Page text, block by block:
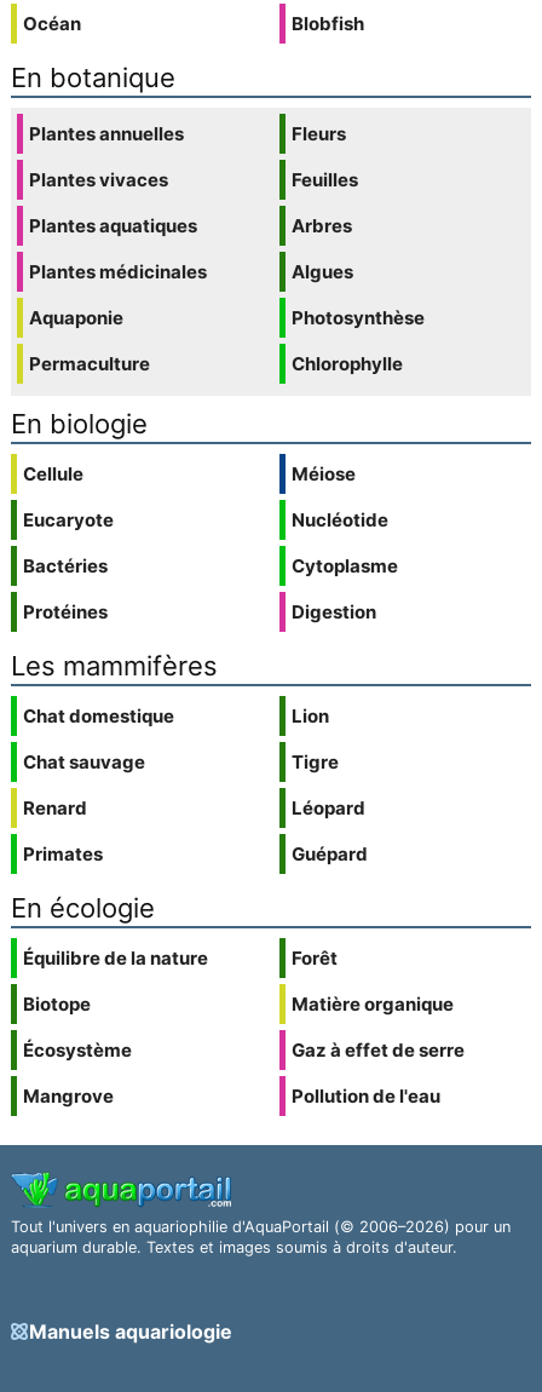
Océan
Blobfish
En botanique
Plantes annuelles
Plantes vivaces
Plantes aquatiques
Plantes médicinales
Aquaponie
Permaculture
Fleurs
Feuilles
Arbres
Algues
Photosynthèse
Chlorophylle
En biologie
Cellule
Eucaryote
Bactéries
Protéines
Méiose
Nucléotide
Cytoplasme
Digestion
Les mammifères
Chat domestique
Chat sauvage
Renard
Primates
Lion
Tigre
Léopard
Guépard
En écologie
Équilibre de la nature
Biotope
Écosystème
Mangrove
Forêt
Matière organique
Gaz à effet de serre
Pollution de l'eau
Tout l'univers en aquariophilie d'AquaPortail (© 2006–2026) pour un
aquarium durable. Textes et images soumis à droits d'auteur.
Manuels aquariologie